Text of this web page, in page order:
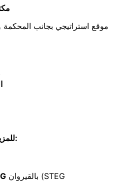
موقع استراتيجي بجانب
للمزيد من المعلومات أو لزيارة العقار: